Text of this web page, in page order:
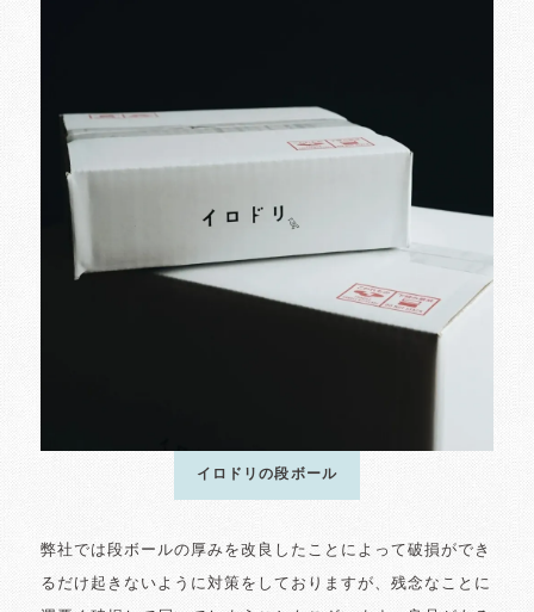
イロドリの段ボール
弊社では段ボールの厚みを改良したことによって破損ができ
るだけ起きないように対策をしておりますが、残念なことに